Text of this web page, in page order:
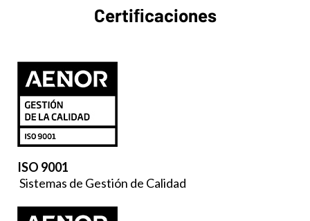
Certiﬁcaciones
ISO 9001
Sistemas de Gestión de Calidad